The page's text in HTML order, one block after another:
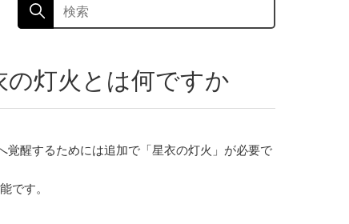
の灯火とは何ですか
醒するためには追加で「星衣の灯火」が必要で
です。